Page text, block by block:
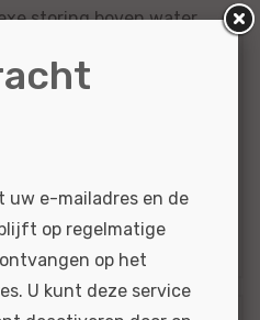
storing boven water,
uw e-mailadres en de
op regelmatige
op het
U kunt deze service